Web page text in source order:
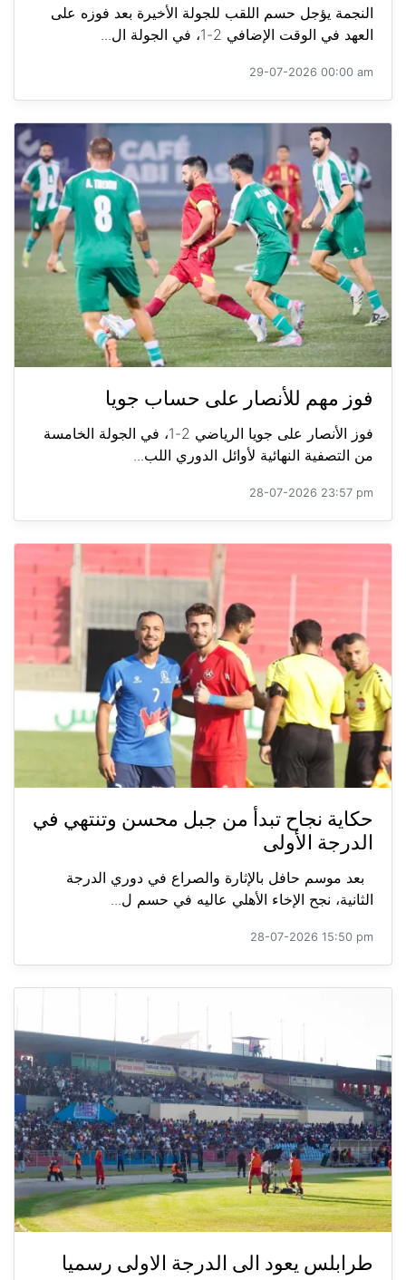
النجمة يؤجل حسم اللقب للجولة الأخيرة بعد فوزه على
العهد في الوقت الإضافي 2-1، في الجولة ال...
29-07-2026 00:00 am
فوز مهم للأنصار على حساب جويا
فوز الأنصار على جويا الرياضي 2-1، في الجولة الخامسة
من التصفية النهائية لأوائل الدوري اللب...
28-07-2026 23:57 pm
حكاية نجاح تبدأ من جبل محسن وتنتهي في
الدرجة الأولى
بعد موسم حافل بالإثارة والصراع في دوري الدرجة
الثانية، نجح الإخاء الأهلي عاليه في حسم ل...
28-07-2026 15:50 pm
طرابلس يعود الى الدرجة الاولى رسميا